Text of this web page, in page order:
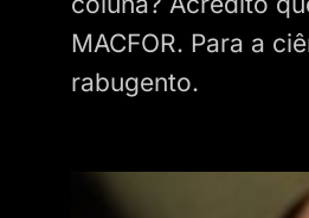
MACFOR. Para a
rabugento.